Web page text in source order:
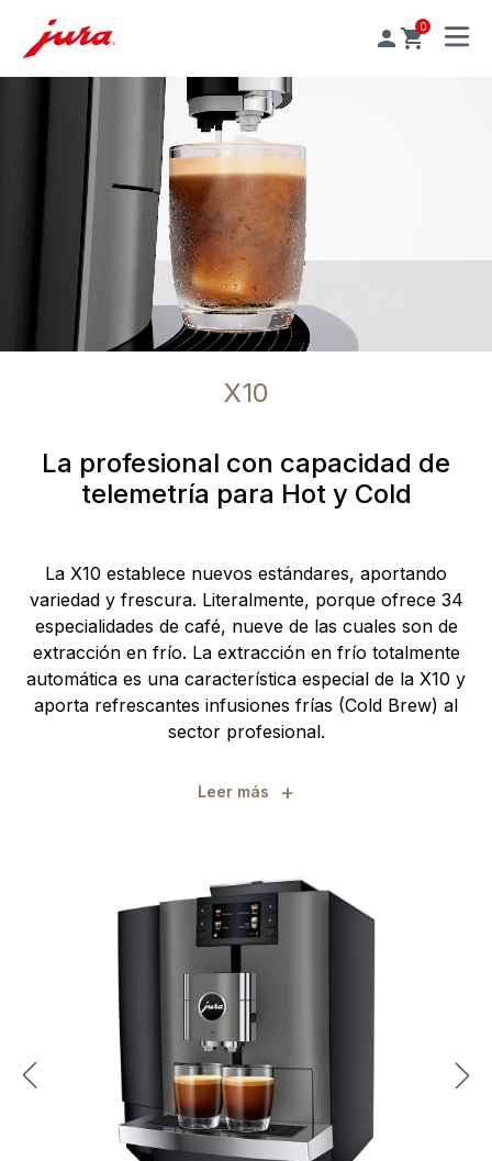
0
MENU
X10
La profesional con capacidad de
telemetría para Hot y Cold
La X10 establece nuevos estándares, aportando
variedad y frescura. Literalmente, porque ofrece 34
especialidades de café, nueve de las cuales son de
extracción en frío. La extracción en frío totalmente
automática es una característica especial de la X10 y
aporta refrescantes infusiones frías (Cold Brew) al
sector profesional.
Leer más +